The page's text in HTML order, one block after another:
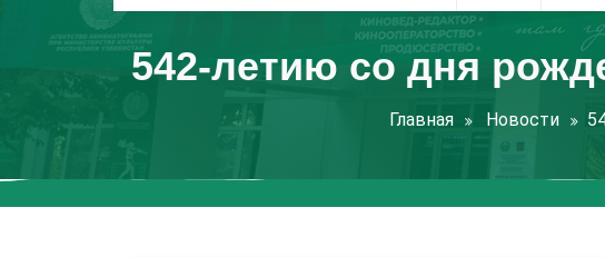
ВГИК Ташкент
542-летию со дня
Главная Новости